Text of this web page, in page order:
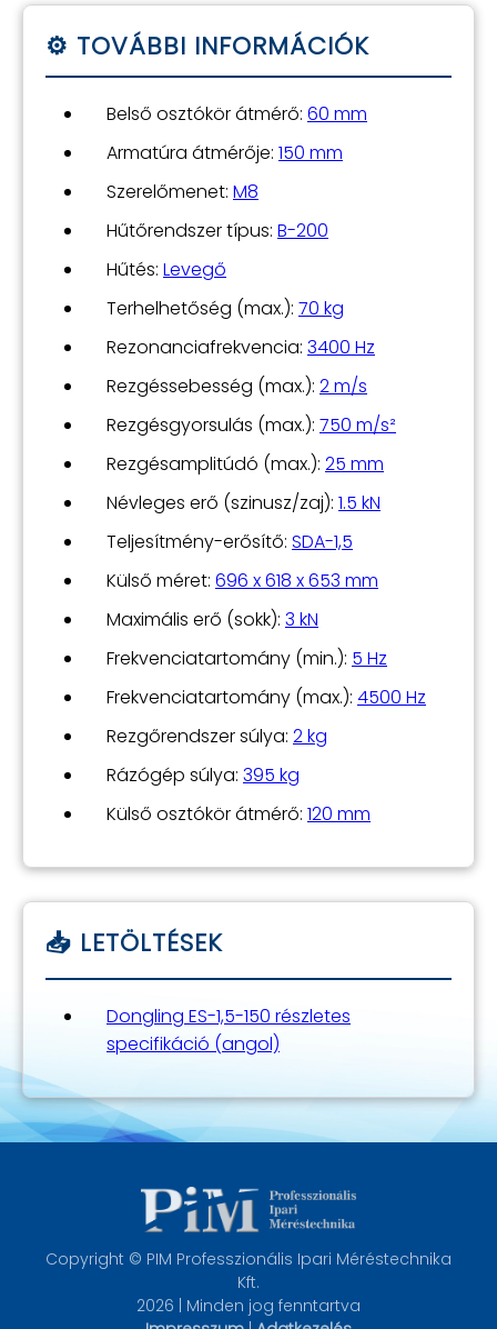
Belső osztókör átmérő: 60 mm
Armatúra átmérője: 150 mm
Szerelőmenet: M8
Hűtőrendszer típus: B-200
Hűtés: Levegő
Terhelhetőség (max.): 70 kg
Rezonanciafrekvencia: 3400 Hz
Rezgéssebesség (max.): 2 m/s
Rezgésgyorsulás (max.): 750 m/s²
Rezgésamplitúdó (max.): 25 mm
Névleges erő (szinusz/zaj): 1.5 kN
Teljesítmény-erősítő: SDA-1,5
Külső méret: 696 x 618 x 653 mm
Maximális erő (sokk): 3 kN
Frekvenciatartomány (min.): 5 Hz
Frekvenciatartomány (max.): 4500 Hz
Rezgőrendszer súlya: 2 kg
Rázógép súlya: 395 kg
Külső osztókör átmérő: 120 mm
Dongling ES-1,5-150 részletes
specifikáció (angol)
Copyright © PIM Professzionális Ipari Méréstechnika
Kft.
2026 | Minden jog fenntartva